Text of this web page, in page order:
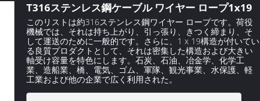
T316ステンレス鋼ケーブル ワイヤー ロープ1x19
このリストは約316ステンレス鋼ワイヤー ロープです。荷役
機械では、それは持ち上がり、引っ張り、きつく締まり、そ
して運送のために一般的です。さらに、1 x 19構造が付いてい
る良質プロダクトとして、それは密集した構造および大きい
軸受け容量を特色にします。石炭、石油、冶金学、化学工
業、造船業、橋、電気、ゴム、軍隊、観光事業、水保護、軽
工業および他の企業で広く利用された。